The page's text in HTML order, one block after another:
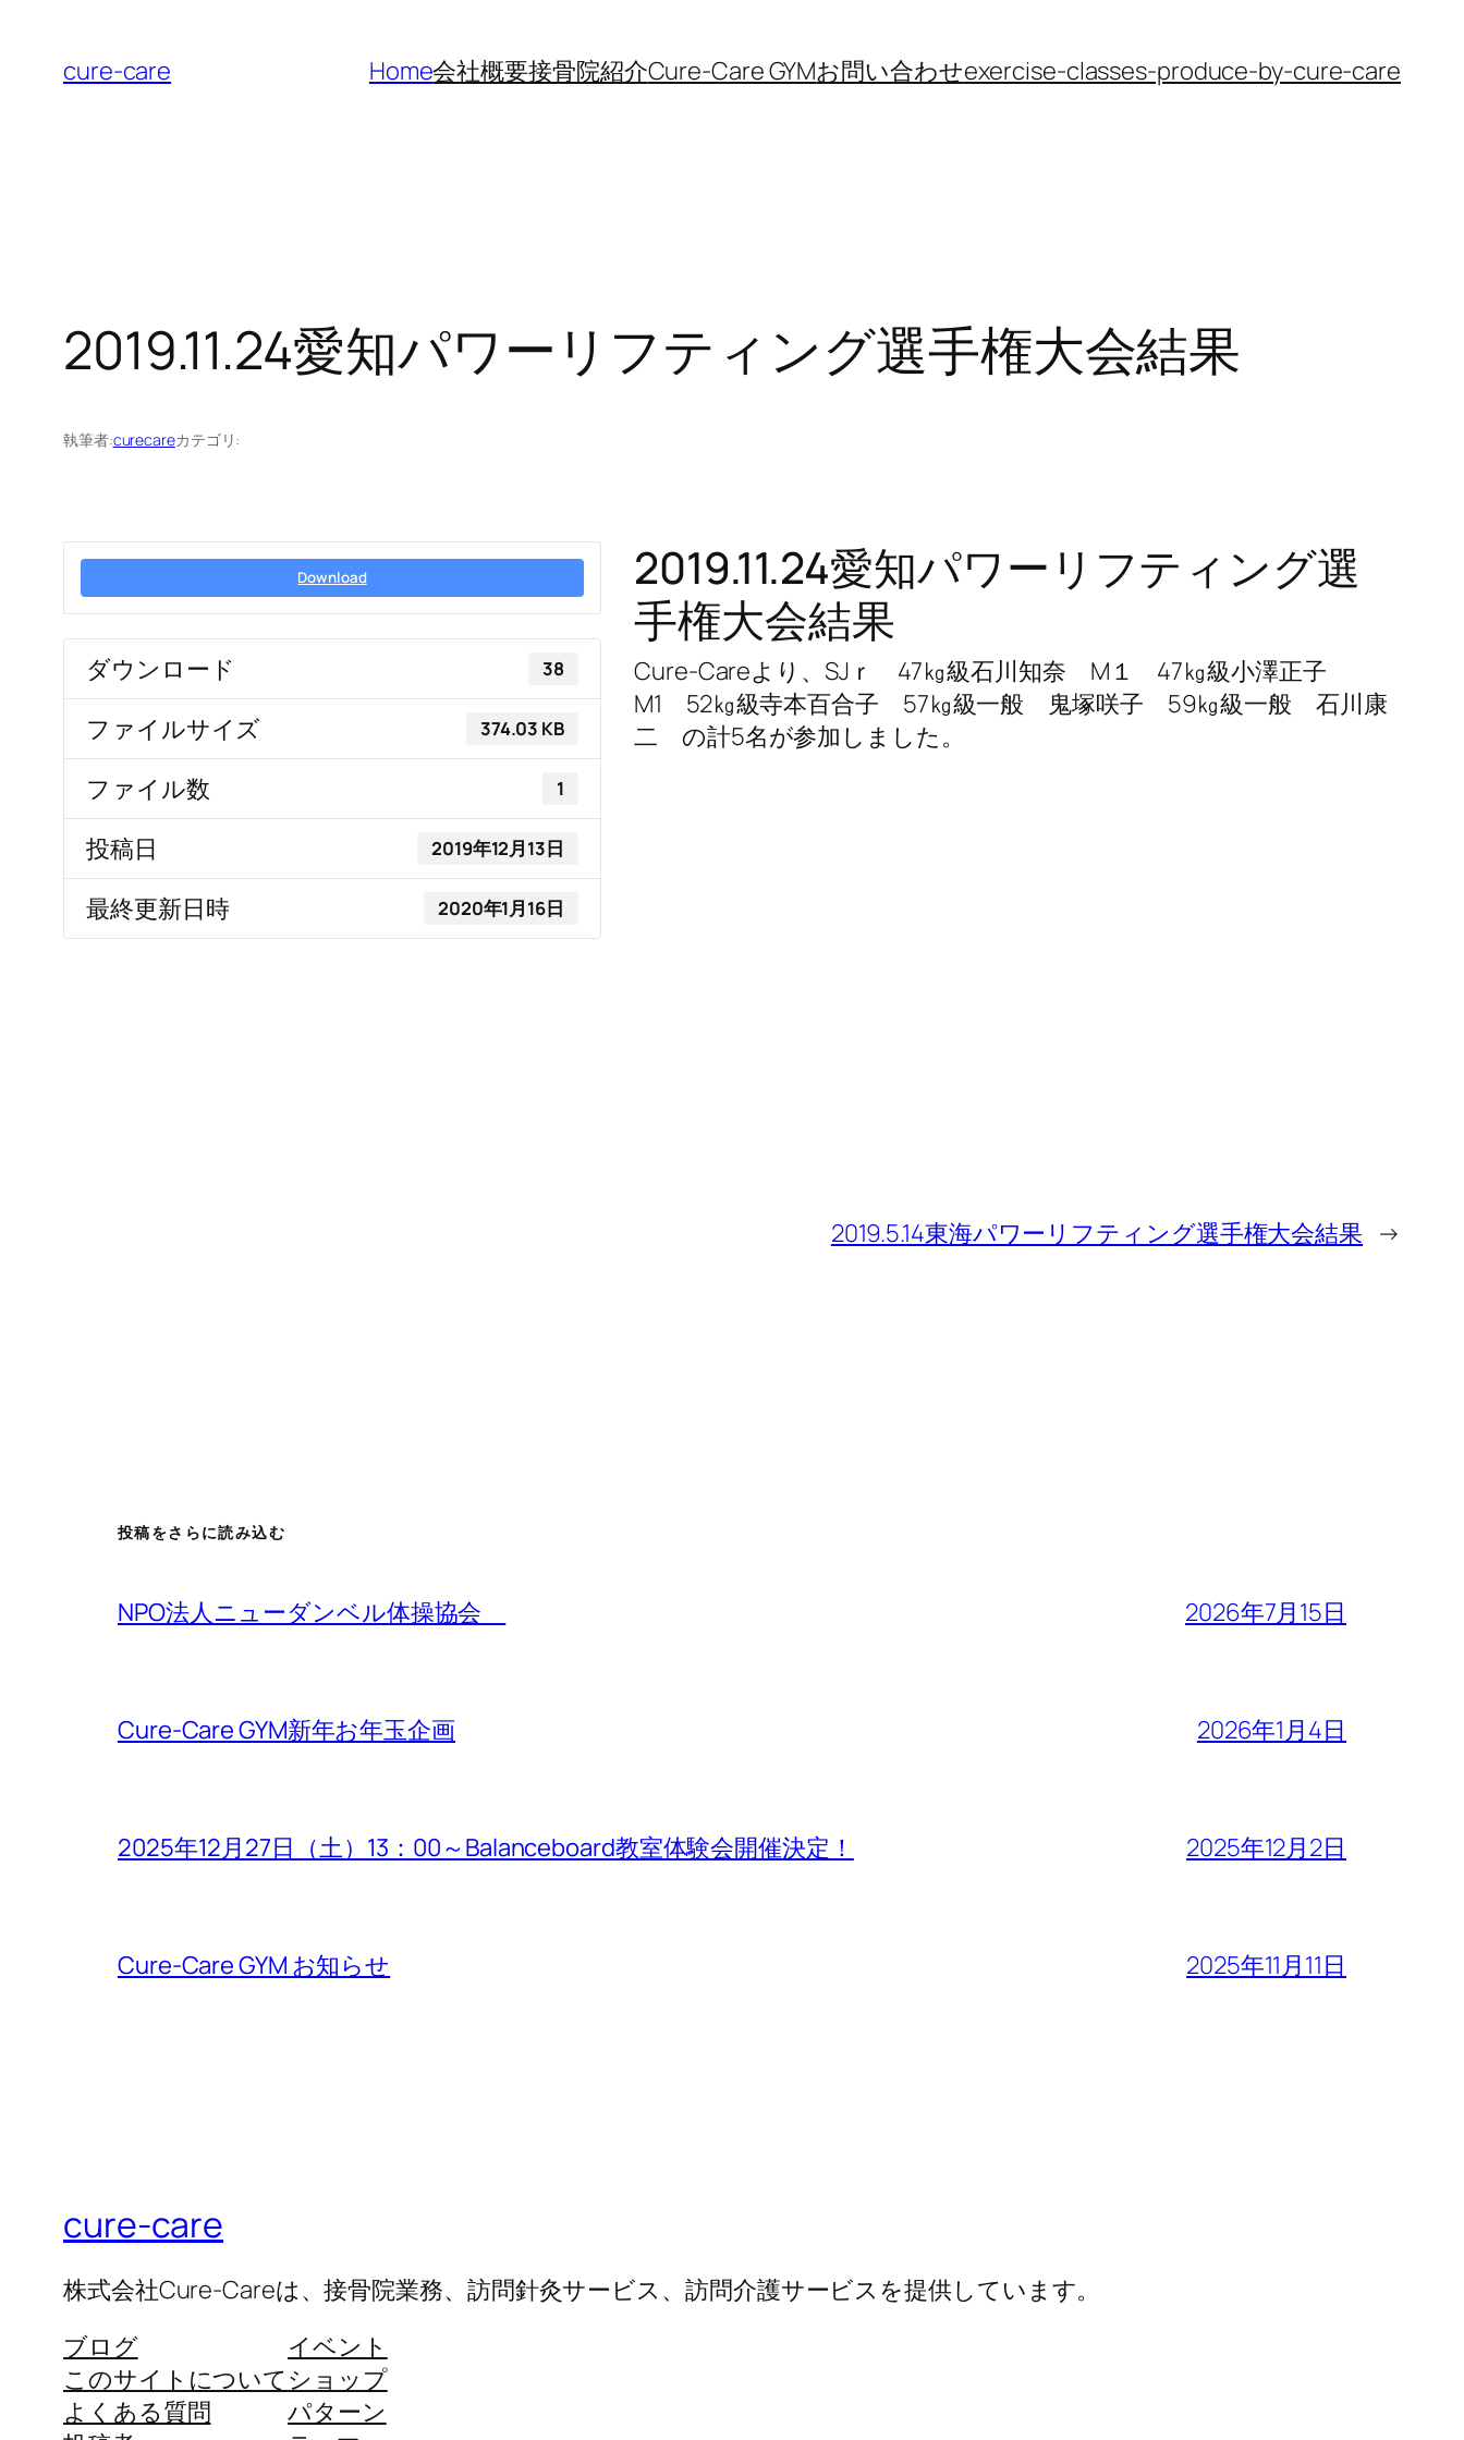
cure-care Home会社概要接骨院紹介Cure-Care GYMお問い合わせexercise-classes-produce-by-cure-care
2019.11.24愛知パワーリフティング選手権大会結果
執筆者:curecareカテゴリ:
Download
ダウンロード 38
ファイルサイズ 374.03 KB
ファイル数 1
投稿日 2019年12月13日
最終更新日時 2020年1月16日
2019.11.24愛知パワーリフティング選
手権大会結果
Cure-Careより、SJｒ 47㎏級石川知奈 M１ 47㎏級小澤正子
M1 52㎏級寺本百合子 57㎏級一般 鬼塚咲子 59㎏級一般 石川康
二 の計5名が参加しました。
2019.5.14東海パワーリフティング選手権大会結果 →
投稿をさらに読み込む
NPO法人ニューダンベル体操協会 2026年7月15日
Cure-Care GYM新年お年玉企画 2026年1月4日
2025年12月27日（土）13：00～Balanceboard教室体験会開催決定！ 2025年12月2日
Cure-Care GYM お知らせ 2025年11月11日
cure-care
株式会社Cure-Careは、接骨院業務、訪問針灸サービス、訪問介護サービスを提供しています。
ブログ
このサイトについて
よくある質問
イベント
ショップ
パターン